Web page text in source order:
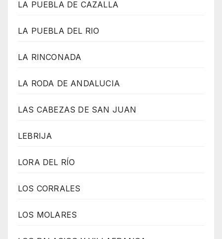
LA PUEBLA DE CAZALLA
LA PUEBLA DEL RIO
LA RINCONADA
LA RODA DE ANDALUCIA
LAS CABEZAS DE SAN JUAN
LEBRIJA
LORA DEL RÍO
LOS CORRALES
LOS MOLARES